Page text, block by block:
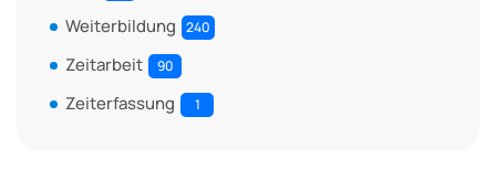
Weiterbildung 240
Zeitarbeit 90
Zeiterfassung 1